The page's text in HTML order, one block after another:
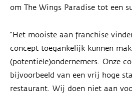
om The Wings Paradise tot een
“Het mooiste aan franchise
concept toegankelijk kunnen
(potentiële)ondernemers. Onze
bijvoorbeeld van een vrij hoge
restaurant. Wij doen niet aan